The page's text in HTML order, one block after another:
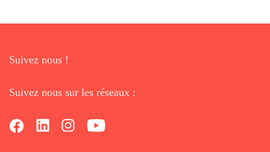
Suivez nous !
Suivez nous sur les réseaux :